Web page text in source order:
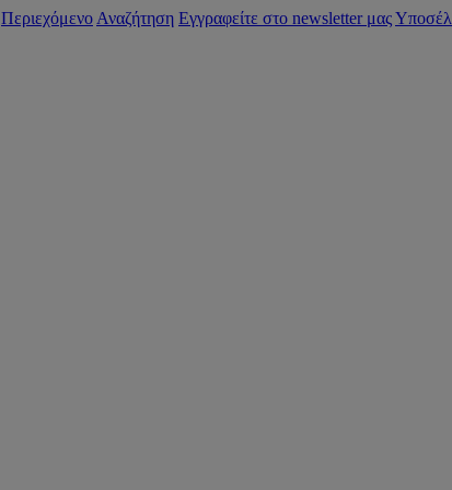
Περιεχόμενο Αναζήτηση Εγγραφείτε στο newsletter μας